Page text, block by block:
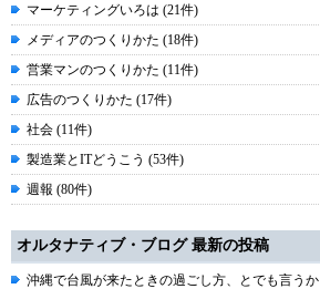
マーケティングいろは (21件)
メディアのつくりかた (18件)
営業マンのつくりかた (11件)
広告のつくりかた (17件)
社会 (11件)
製造業とITどうこう (53件)
週報 (80件)
オルタナティブ・ブログ 最新の投稿
沖縄で台風が来たときの過ごし方、とでも言うか